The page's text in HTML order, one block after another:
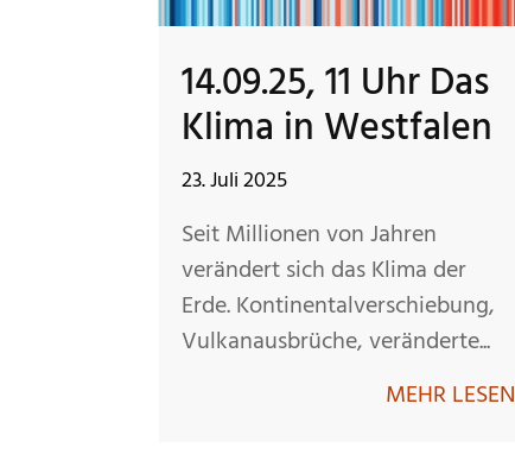
14.09.25, 11 Uhr Das
Klima in Westfalen
23. Juli 2025
Seit Millionen von Jahren
verändert sich das Klima der
Erde. Kontinentalverschiebung,
Vulkanausbrüche, veränderte...
MEHR LESEN